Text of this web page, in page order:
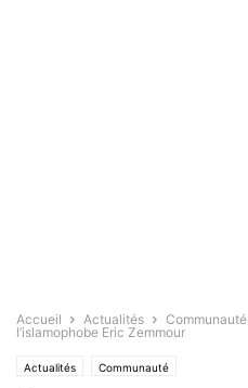
Accueil Actualités Communauté
l’islamophobe Eric Zemmour
Actualités Communauté